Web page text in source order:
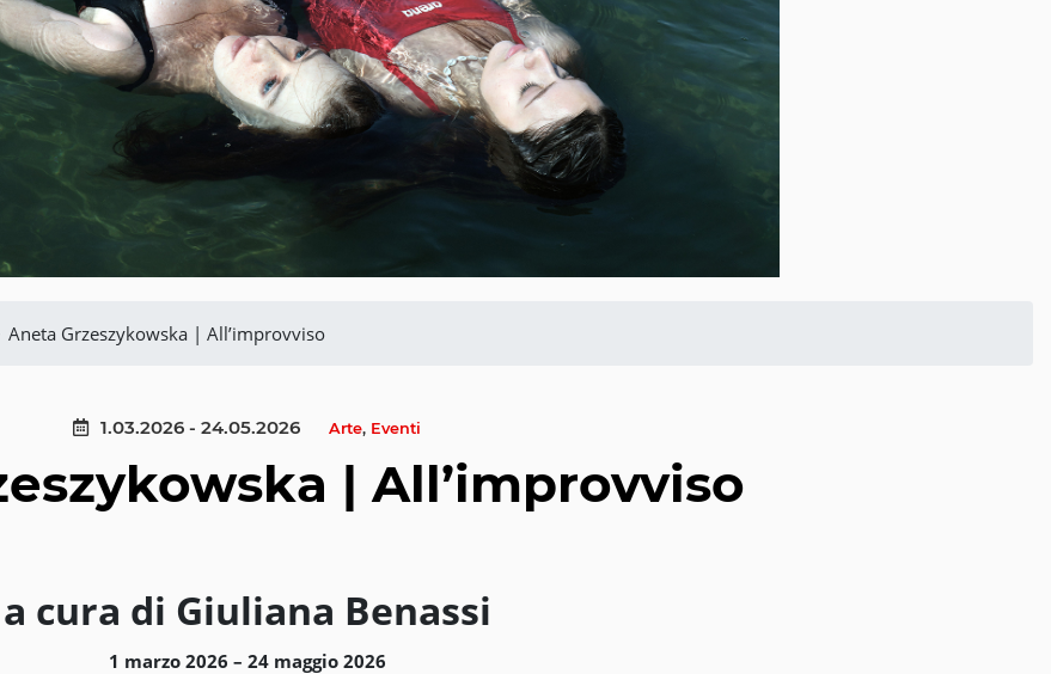
Aneta Grzeszykowska | All’improvviso
1.03.2026 - 24.05.2026 Arte, Eventi
| All’improvviso
a cura di Giuliana Benassi
1 marzo 2026 – 24 maggio 2026